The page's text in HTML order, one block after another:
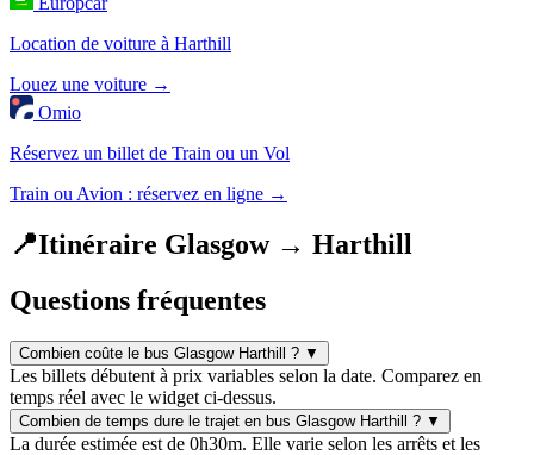
Location de voiture à Harthill
Louez une voiture →
Omio
Réservez un billet de Train ou un Vol
Train ou Avion : réservez en ligne →
📍Itinéraire Glasgow → Harthill
Questions fréquentes
Combien coûte le bus Glasgow Harthill ? ▼
Les billets débutent à prix variables selon la date. Comparez en
temps réel avec le widget ci-dessus.
Combien de temps dure le trajet en bus Glasgow Harthill ? ▼
La durée estimée est de 0h30m. Elle varie selon les arrêts et les